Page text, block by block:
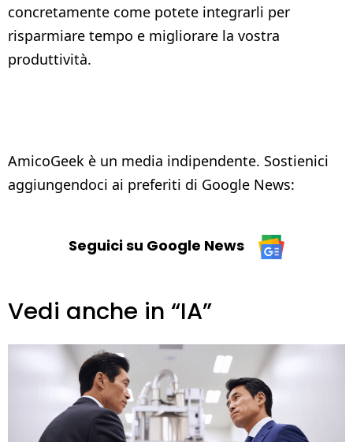
concretamente come potete integrarli per
risparmiare tempo e migliorare la vostra
produttività.
AmicoGeek è un media indipendente. Sostienici
aggiungendoci ai preferiti di Google News:
Seguici su Google News
Vedi anche in “IA”